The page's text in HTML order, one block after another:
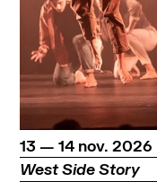
du
13 — au
14 novembre
nov. 2026
West Side Story